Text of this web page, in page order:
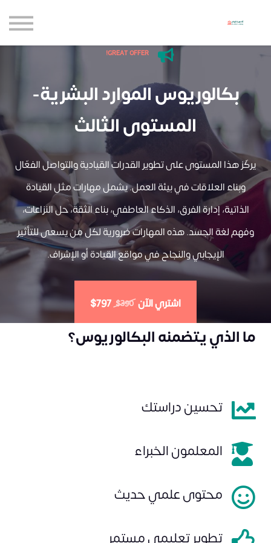
المدونة
حساب جديد
تسجيل الدخول
GREAT OFFER!
بكالوريوس الموارد البشرية-
المستوى الثالث
يركّز هذا المستوى على تطوير القدرات القيادية والتواصل الفعّال
وبناء العلاقات في بيئة العمل. يشمل مهارات مثل القيادة
الذاتية، إدارة الفرق، الذكاء العاطفي، بناء الثقة، حل النزاعات،
وفهم لغة الجسد. هذه المهارات ضرورية لكل من يسعى للتأثير
الإيجابي والنجاح في مواقع القيادة أو الإشراف.
اشتري الآن $390
$797
ما الذي يتضمنه البكالوريوس؟
تحسين دراستك
المعلمون الخبراء
محتوى علمي حديث
تطوير تعليمي مستمر